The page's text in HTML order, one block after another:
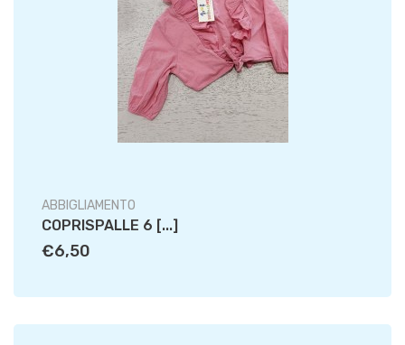
ABBIGLIAMENTO
COPRISPALLE 6 [...]
€6,50